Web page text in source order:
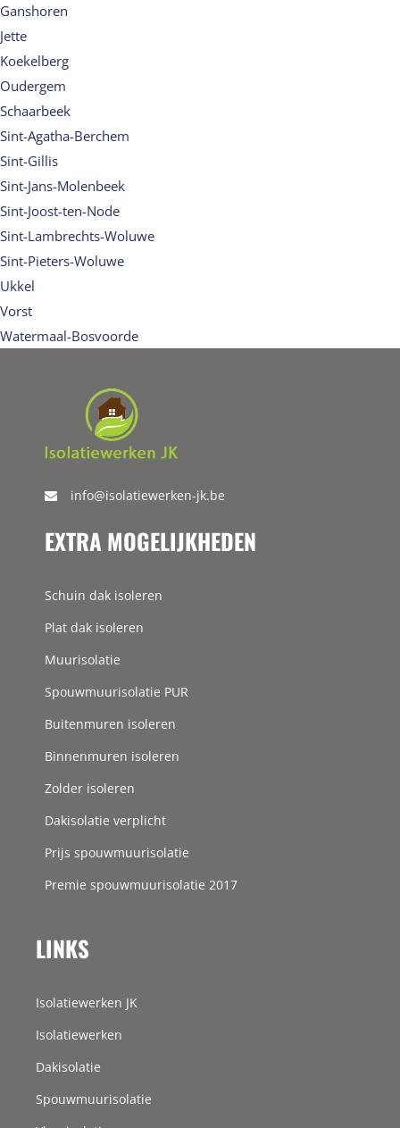
Ganshoren
Jette
Koekelberg
Oudergem
Schaarbeek
Sint-Agatha-Berchem
Sint-Gillis
Sint-Jans-Molenbeek
Sint-Joost-ten-Node
Sint-Lambrechts-Woluwe
Sint-Pieters-Woluwe
Ukkel
Vorst
Watermaal-Bosvoorde
info@isolatiewerken-jk.be
EXTRA MOGELIJKHEDEN
Schuin dak isoleren
Plat dak isoleren
Muurisolatie
Spouwmuurisolatie PUR
Buitenmuren isoleren
Binnenmuren isoleren
Zolder isoleren
Dakisolatie verplicht
Prijs spouwmuurisolatie
Premie spouwmuurisolatie 2017
LINKS
Isolatiewerken JK
Isolatiewerken
Dakisolatie
Spouwmuurisolatie